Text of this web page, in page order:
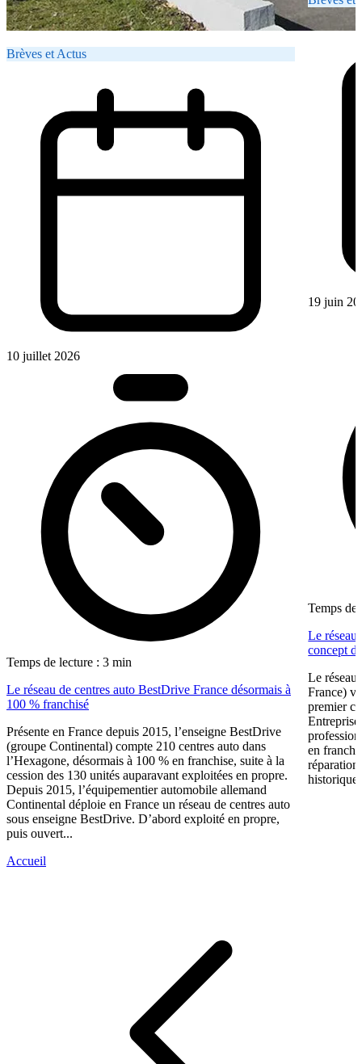
Brèves et Actus
10 juillet 2026
Temps de lecture : 3 min
Le réseau de centres auto BestDrive France désormais à
100 % franchisé
Présente en France depuis 2015, l’enseigne BestDrive
(groupe Continental) compte 210 centres auto dans
l’Hexagone, désormais à 100 % en franchise, suite à la
cession des 130 unités auparavant exploitées en propre.
Depuis 2015, l’équipementier automobile allemand
Continental déploie en France un réseau de centres auto
sous enseigne BestDrive. D’abord exploité en propre,
puis ouvert...
19 juin
Temps de
Le réseau
concept
Le réseau
France)
premier
en
historique
Accueil